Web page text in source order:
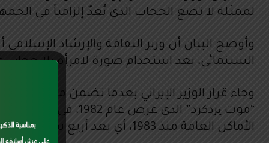
لممثلة لا تضع الحجاب الذي يُعدّ إلزامياً في
وأوضح البيان أن وزير الثقافة والإرشاد
السينمائي، بعد استخدام صورة لامرأة بلا
وجاء قرار الوزير الإيراني بعدما تضمن ملصق
“موت یزدكرد”
الأماكن العامة منذ 1983، أي بعد أربع سنوات من انتصار الثورة الإسلامية في عام 1979.